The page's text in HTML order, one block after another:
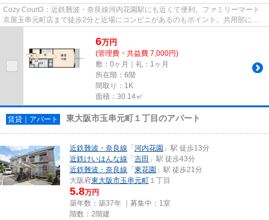
Cozy Court3：近鉄難波・奈良線河内花園駅にも近くて便利。ファミリーマート
京屋玉串元町店まで徒歩2分と近場にコンビニがあるのもポイント。共用部には
エレベータ・敷地内ごみ置き場...
6万円
(管理費・共益費 7,000円)
敷：0ヶ月｜礼：1ヶ月
所在階：6階
間取り：1K
面積：30.14㎡
賃貸｜アパート 東大阪市玉串元町１丁目のアパート
近鉄難波・奈良線 「河内花園 」駅 徒歩13分
近鉄けいはんな線 「吉田 」駅 徒歩43分
近鉄難波・奈良線 「東花園 」駅 徒歩21分
大阪府東大阪市玉串元町 １丁目
5.8万円
築年数：築37年 ｜募集中： 1室
階数：2階建